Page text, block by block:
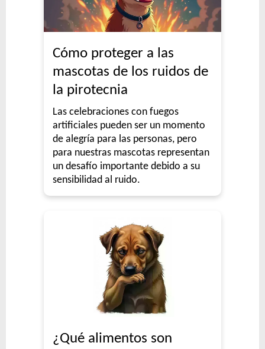
Cómo proteger a las
mascotas de los ruidos de
la pirotecnia
Las celebraciones con fuegos
artificiales pueden ser un momento
de alegría para las personas, pero
para nuestras mascotas representan
un desafío importante debido a su
sensibilidad al ruido.
¿Qué alimentos son